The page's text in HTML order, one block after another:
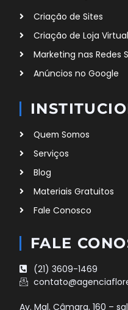
Criação de Sites
Criação de Loja Virtual
Marketing nas Redes
Anúncios no Google
Quem Somos
Serviços
Blog
Materiais Gratuitos
Fale Conosco
FALE
(21) 3609-1469
Av. Mal. Câmara, 160 –